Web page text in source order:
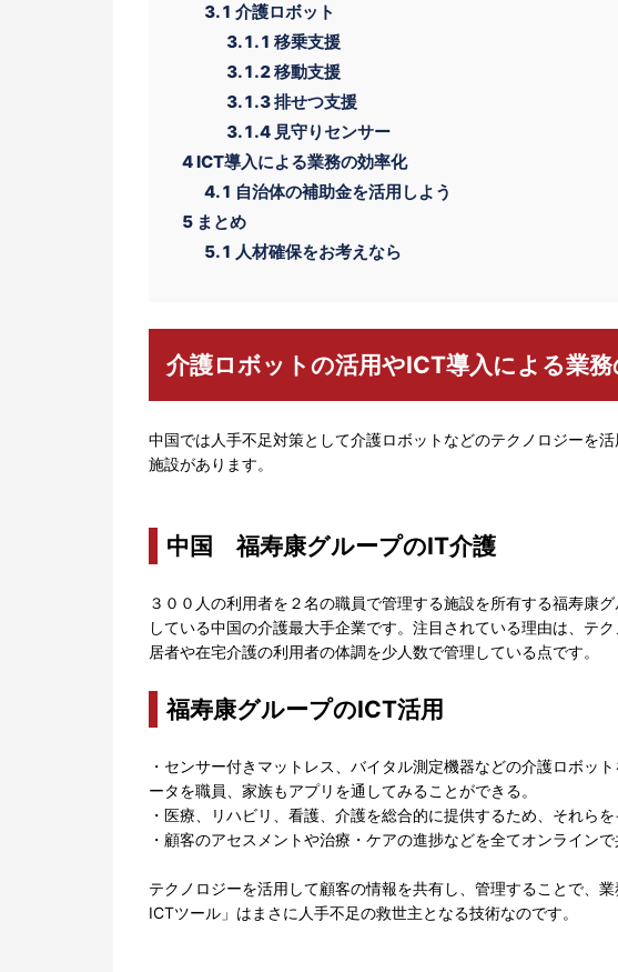
3.1 介護ロボット
3.1.1 移乗支援
3.1.2移動支援
3.1.3排せつ支援
3.1.4見守りセンサー
4ICT導入による業務の効率化
4.1 自治体の補助金を活用しよう
5 まとめ
5.1 人材確保をお考えなら
介護ロボットの活用やICT導入による業
中国では人手不足対策として介護ロボットなどのテクノロジーを活
施設があります。
中国 福寿康グループのIT介護
３００人の利用者を２名の職員で管理する施設を所有する福寿康
している中国の介護最大手企業です。注目されている理由は、テ
居者や在宅介護の利用者の体調を少人数で管理している点です。
福寿康グループのICT活用
・センサー付きマットレス、バイタル測定機器などの介護ロボッ
ータを職員、家族もアプリを通してみることができる。
・医療、リハビリ、看護、介護を総合的に提供するため、それら
・顧客のアセスメントや治療・ケアの進捗などを全てオンライン
テクノロジーを活用して顧客の情報を共有し、管理することで、
ICTツール」はまさに人手不足の救世主となる技術なのです。